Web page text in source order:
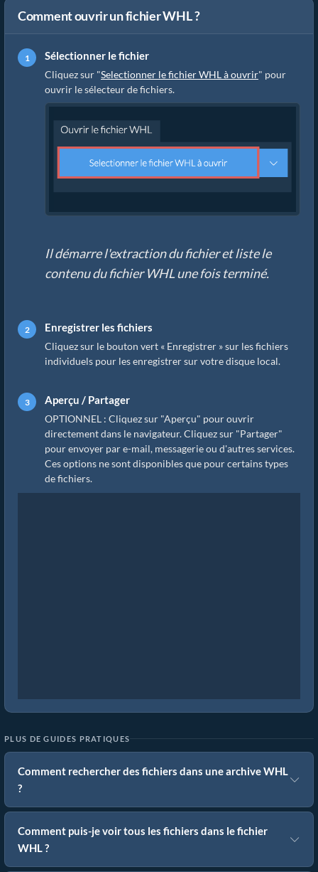
Comment ouvrir un fichier WHL ?
Sélectionner le fichier
Cliquez sur "Selectionner le fichier WHL à ouvrir" pour
ouvrir le sélecteur de fichiers.
Il démarre l'extraction du fichier et liste le
contenu du fichier WHL une fois terminé.
Enregistrer les fichiers
Cliquez sur le bouton vert « Enregistrer » sur les fichiers
individuels pour les enregistrer sur votre disque local.
Aperçu / Partager
OPTIONNEL : Cliquez sur "Aperçu" pour ouvrir
directement dans le navigateur. Cliquez sur "Partager"
pour envoyer par e-mail, messagerie ou d'autres services.
Ces options ne sont disponibles que pour certains types
de fichiers.
PLUS DE GUIDES PRATIQUES
Comment rechercher des fichiers dans une archive WHL
?
Comment puis-je voir tous les fichiers dans le fichier
WHL ?